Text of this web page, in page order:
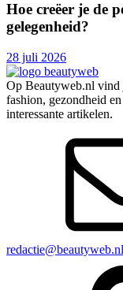
Hoe creëer je de
gelegenheid?
28 juli 2026
Op Beautyweb.nl vind
fashion, gezondheid
interessante artikelen.
redactie@beautyweb.nl